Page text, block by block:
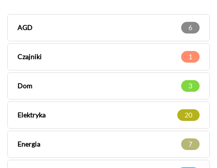
AGD 6
Czajniki 1
Dom 3
Elektryka 20
Energia 7